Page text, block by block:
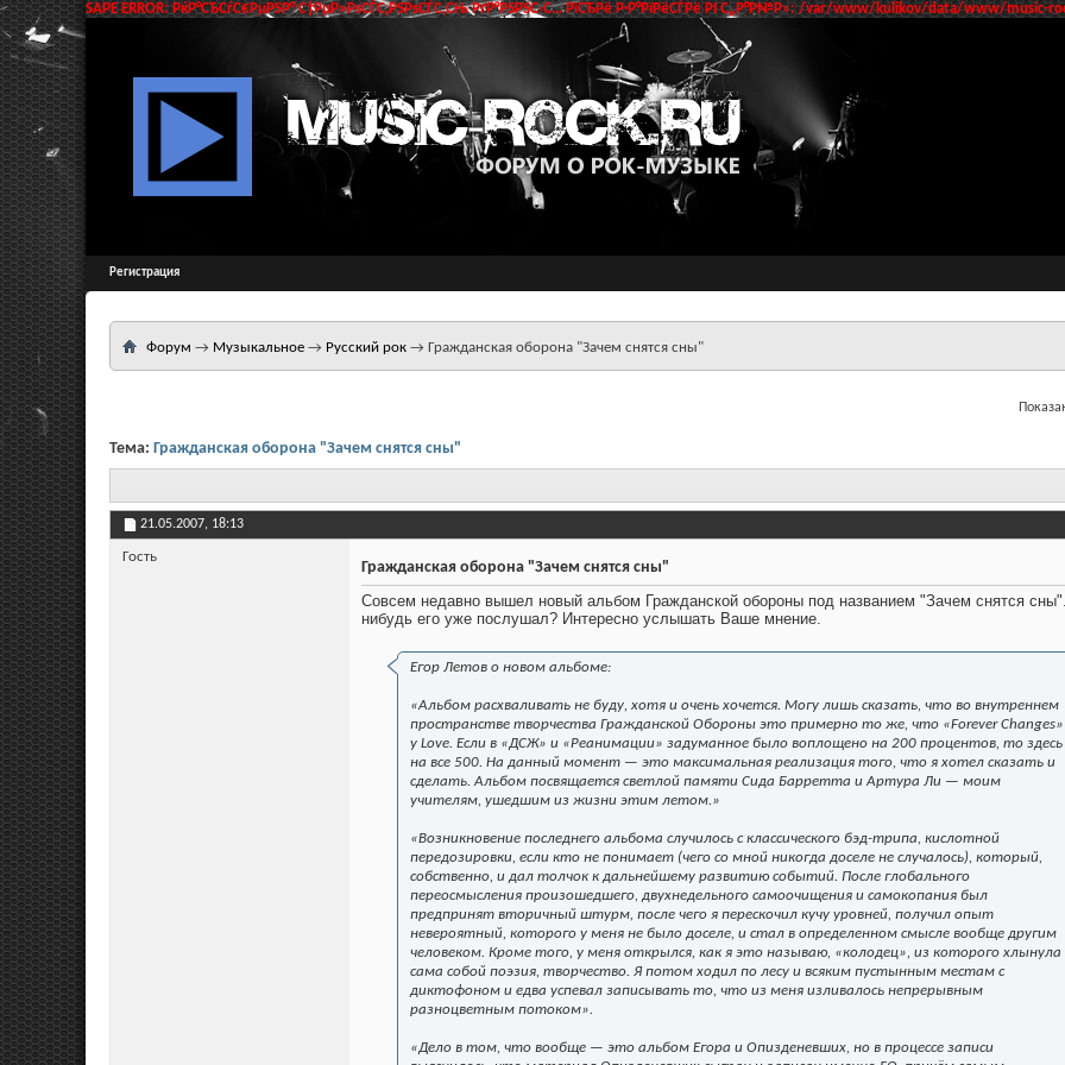
SAPE ERROR: РќР°СЂСѓС€РµРЅР° С†РµР»РѕСЃС‚РЅРѕСЃС‚СЊ РґР°РЅРЅС‹С… РїСЂРё Р·Р°РїРёСЃРё РІ С„Р°Р№Р»: /var/www/kulikov/data/www/
Регистрация
Форум → Музыкальное → Русский рок → Гражданская оборона "Зачем снятся сны"
Тема: Гражданская оборона "Зачем снятся сны"
21.05.2007, 18:13
Гость
Гражданская оборона "Зачем снятся сны"
Совсем недавно вышел новый альбом Гражданской обороны под названием "Зачем снятся
нибудь его уже послушал? Интересно услышать Ваше мнение.
Егор Летов о новом альбоме:
«Альбом расхваливать не буду, хотя и очень хочется. Могу лишь сказать, что во внутреннем
пространстве творчества Гражданской Обороны это примерно то же, что «Forever Changes»
у Love. Если в «ДСЖ» и «Реанимации» задуманное было воплощено на 200 процентов, то здесь
на все 500. На данный момент — это максимальная реализация того, что я хотел сказать и
сделать. Альбом посвящается светлой памяти Сида Барретта и Артура Ли — моим
учителям, ушедшим из жизни этим летом.»
«Возникновение последнего альбома случилось с классического бэд-трипа, кислотной
передозировки, если кто не понимает (чего со мной никогда доселе не случалось), который,
собственно, и дал толчок к дальнейшему развитию событий. После глобального
переосмысления произошедшего, двухнедельного самоочищения и самокопания был
предпринят вторичный штурм, после чего я перескочил кучу уровней, получил опыт
невероятный, которого у меня не было доселе, и стал в определенном смысле вообще другим
человеком. Кроме того, у меня открылся, как я это называю, «колодец», из которого хлынула
сама собой поэзия, творчество. Я потом ходил по лесу и всяким пустынным местам с
диктофоном и едва успевал записывать то, что из меня изливалось непрерывным
разноцветным потоком».
«Дело в том, что вообще — это альбом Егора и Опизденевших, но в процессе записи